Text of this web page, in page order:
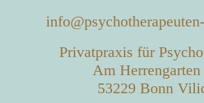
Privatpraxis für
Am Herrengarten
53229 Bonn